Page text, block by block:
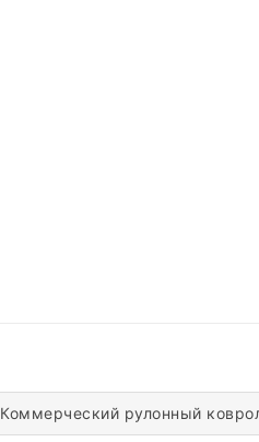
Коммерческий рулонный